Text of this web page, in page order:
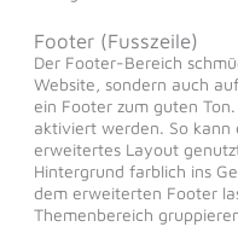
Footer (Fusszeile)
Der Footer-Bereich
Website, sondern auch
ein Footer zum guten
aktiviert werden. So
erweitertes Layout
Hintergrund farblich ins
dem erweiterten Footer
Themenbereich